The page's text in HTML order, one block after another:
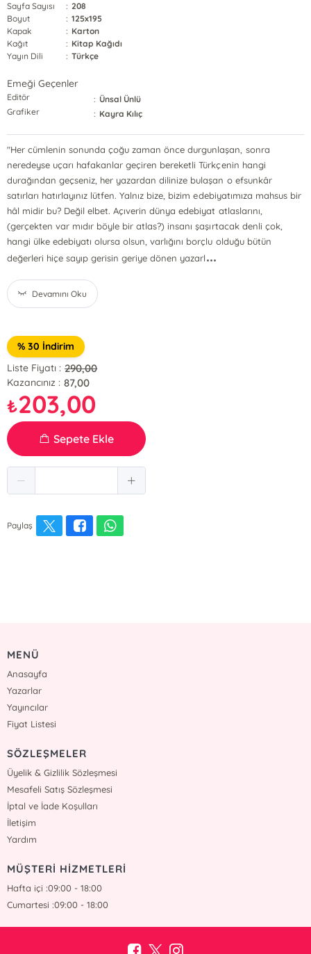
Sayfa Sayısı
: 208
Boyut
: 125x195
Kapak
: Karton
Kağıt
: Kitap Kağıdı
Yayın Dili
: Türkçe
Emeği Geçenler
Editör : Ünsal Ünlü
Grafiker
: Kayra Kılıç
"Her cümlenin sonunda çoğu zaman önce durgunlaşan, sonra
neredeyse uçarı hafakanlar geçiren bereketli Türkçenin hangi
durağından geçseniz, her yazardan dilinize bulaşan o efsunkâr
satırları hatırlayınız lütfen. Yalnız bize, bizim edebiyatımıza mahsus bir
hâl midir bu? Değil elbet. Açıverin dünya edebiyat atlaslarını,
(gerçekten var mıdır böyle bir atlas?) insanı şaşırtacak denli çok,
hangi ülke edebiyatı olursa olsun, varlığını borçlu olduğu bütün
değerleri hiçe sayıp gerisin geriye dönen yazarl...
Devamını Oku
% 30 İndirim
Liste Fiyatı : 290,00
Kazancınız : 87,00
₺203,00
Sepete Ekle
Paylaş
MENÜ
Anasayfa
Yazarlar
Yayıncılar
Fiyat Listesi
SÖZLEŞMELER
Üyelik & Gizlilik Sözleşmesi
Mesafeli Satış Sözleşmesi
İptal ve İade Koşulları
İletişim
Yardım
MÜŞTERİ HİZMETLERİ
Hafta içi :09:00 - 18:00
Cumartesi :09:00 - 18:00